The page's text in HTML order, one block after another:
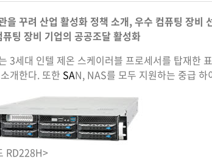
을 꾸려 산업 활성화 정책 소개, 우수 컴퓨팅 장비
팅 장비 기업의 공공조달 활성화
3세대 인텔 제온 스케이러블 프로세서를 탑재한
개한다. 또한 SAN, NAS를 모두 지원하는 중급
RD228H>